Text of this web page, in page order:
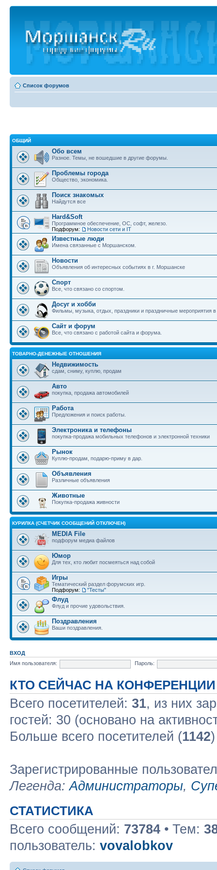
Список форумов
ОБЩИЙ
Обо всем
Разное. Темы, не вошедшие в другие форумы.
Проблемы города
Общество, экономика.
Поиск знакомых
Найдутся все
Hard&Soft
Программное обеспечение, ОС, софт, железо.
Подфорум:
Новости сети и IT
Известные люди
Имена связанные с Моршанском.
Новости
Объявления об интересных событиях в г. Моршанске
Спорт
Все, что связано со спортом.
Досуг и хобби
Фильмы, музыка, отдых, праздники и праздничные мероприятия
Сайт и форум
Все, что связано с работой сайта и форума.
ТОВАРНО-ДЕНЕЖНЫЕ ОТНОШЕНИЯ
Недвижимость
сдам, сниму, куплю, продам
Авто
покупка, продажа автомобилей
Работа
Предложения и поиск работы.
Электроника и телефоны
покупка-продажа мобильных телефонов и электронной техники
Рынок
Куплю-продам, подарю-приму в дар.
Объявления
Различные объявления
Животные
Покупка-продажа живности
КУРИЛКА (СЧЕТЧИК СООБЩЕНИЙ ОТКЛЮЧЕН)
MEDIA File
подфорум медиа файлов
Юмор
Для тех, кто любит посмеяться над собой
Игры
Тематический раздел форумских игр.
Подфорум:
"Тесты"
Флуд
Флуд и прочие удовольствия.
Поздравления
Ваши поздравления.
ВХОД
Имя пользователя:
Пароль:
КТО СЕЙЧАС НА КОНФЕРЕНЦИИ
Всего посетителей: 31, из них
гостей: 30 (основано на
Больше всего посетителей (1142
Зарегистрированные
Легенда:Администраторы,
СТАТИСТИКА
Всего сообщений: 73784 • Тем:
пользователь: vovalobkov